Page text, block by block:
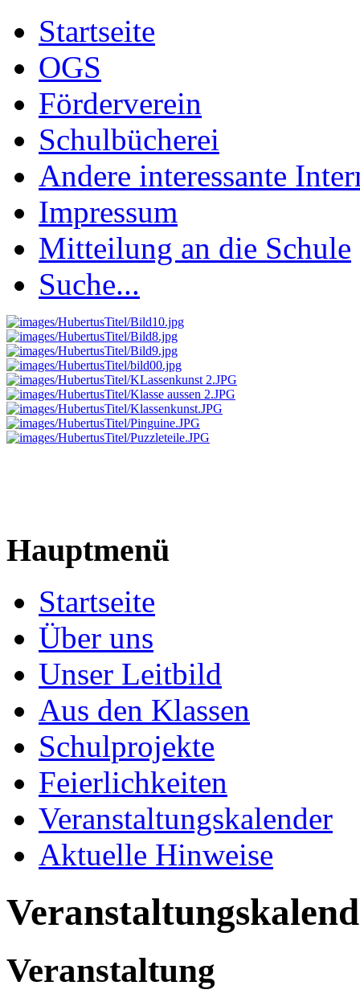
Startseite
OGS
Förderverein
Schulbücherei
Andere interessante
Impressum
Mitteilung an die Schule
Suche...
Hauptmenü
Startseite
Über uns
Unser Leitbild
Aus den Klassen
Schulprojekte
Feierlichkeiten
Veranstaltungskalender
Aktuelle Hinweise
Veranstaltung